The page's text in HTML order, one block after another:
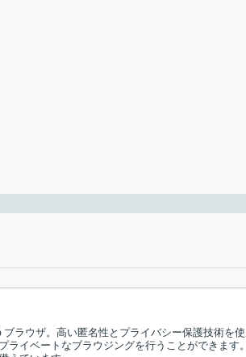
ラウザ。高い匿名性とプライバシー保護技術を
ライベートなブラウジングを行うことができます